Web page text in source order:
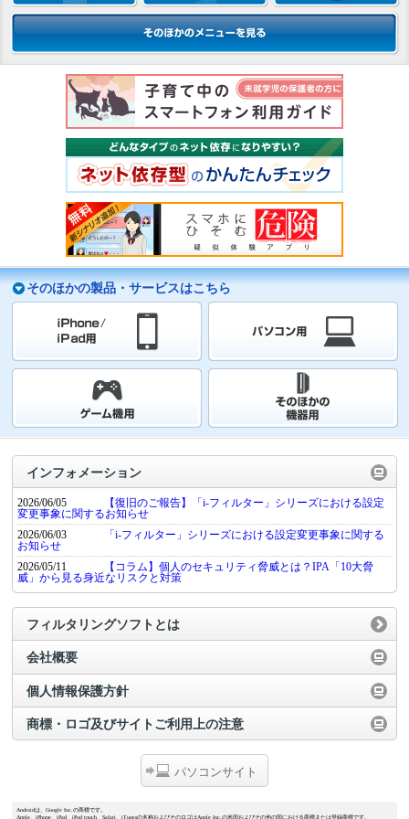
そのほかの製品・サービスはこちら
インフォメーション
2026/06/05
【復旧のご報告】「i-フィルター」シリーズにおける設定
変更事象に関するお知らせ
2026/06/03
「i-フィルター」シリーズにおける設定変更事象に関する
お知らせ
2026/05/11
【コラム】個人のセキュリティ脅威とは？IPA「10大脅
威」から見る身近なリスクと対策
フィルタリングソフトとは
会社概要
個人情報保護方針
商標・ロゴ及びサイトご利用上の注意
パソコンサイト
Androidは、Google Inc.の商標です。
Apple、iPhone、iPad、iPod touch、Safari、iTunesの名称およびそのロゴはApple Inc.の米国およびその他の国における商標または登録商標です。